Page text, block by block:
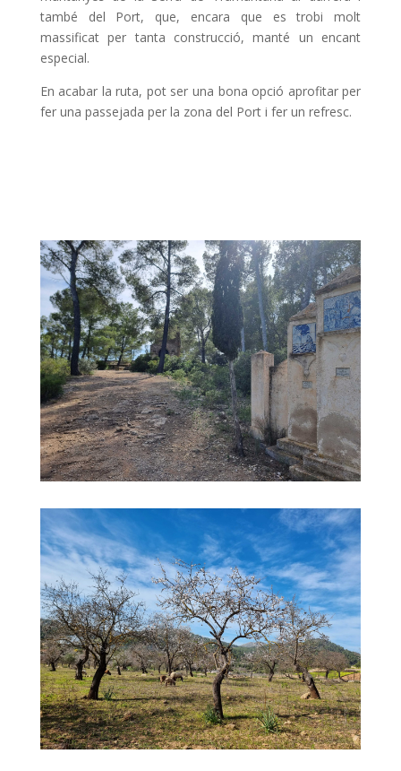
també del Port, que, encara que es trobi molt
massificat per tanta construcció, manté un encant
especial.
En acabar la ruta, pot ser una bona opció aprofitar per
fer una passejada per la zona del Port i fer un refresc.